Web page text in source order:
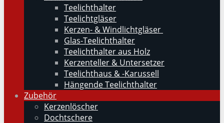
Teelichthalter
Teelichtgläser
Kerzen- & Windlichtgläser
Glas-Teelichthalter
Teelichthalter aus Holz
Kerzenteller & Untersetzer
Teelichthaus & -Karussell
Hängende Teelichthalter
Zubehör
Kerzenlöscher
Dochtschere